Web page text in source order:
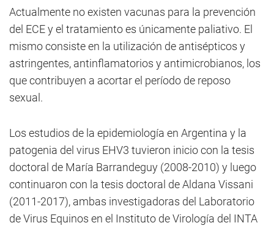
Actualmente no existen vacunas para la prevención
del ECE y el tratamiento es únicamente paliativo. El
mismo consiste en la utilización de antisépticos y
astringentes, antinflamatorios y antimicrobianos, los
que contribuyen a acortar el período de reposo
sexual.
Los estudios de la epidemiología en Argentina y la
patogenia del virus EHV3 tuvieron inicio con la tesis
doctoral de María Barrandeguy (2008-2010) y luego
continuaron con la tesis doctoral de Aldana Vissani
(2011-2017), ambas investigadoras del Laboratorio
de Virus Equinos en el Instituto de Virología del INTA